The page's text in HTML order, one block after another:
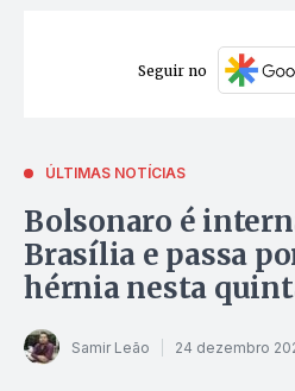
Seguir no
ÚLTIMAS NOTÍCIAS
Bolsonaro é
Brasília e passa
hérnia nesta
Samir Leão 24 dezembro